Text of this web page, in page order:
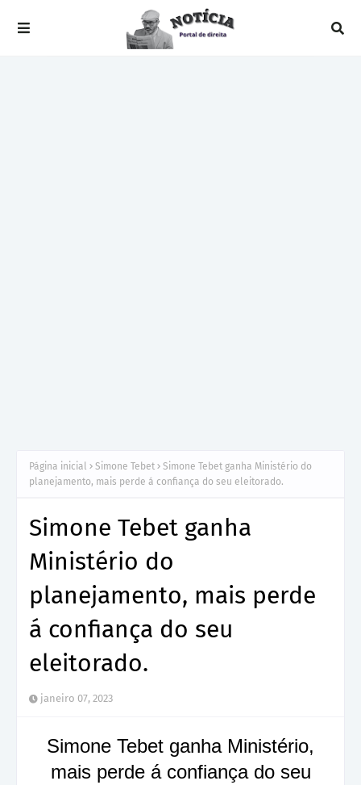
Página inicial Simone Tebet
Simone Tebet ganha Ministério do
planejamento, mais perde á confiança do seu eleitorado.
Simone Tebet ganha
Ministério do
planejamento, mais perde
á confiança do seu
eleitorado.
janeiro 07, 2023
Simone Tebet ganha Ministério,
mais perde á confiança do seu